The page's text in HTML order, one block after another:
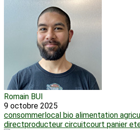
Romain BUI
9 octobre 2025
consommerlocal bio alimentation
directproducteur circuitcourt panier